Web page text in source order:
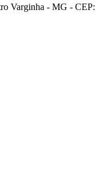
Varginha - MG - CEP: